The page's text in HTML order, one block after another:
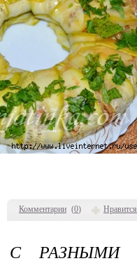
Комментарии (0) Нравится
С РАЗНЫМИ